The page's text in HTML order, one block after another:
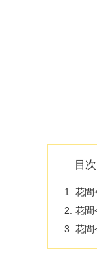
目
花間
花間
花間